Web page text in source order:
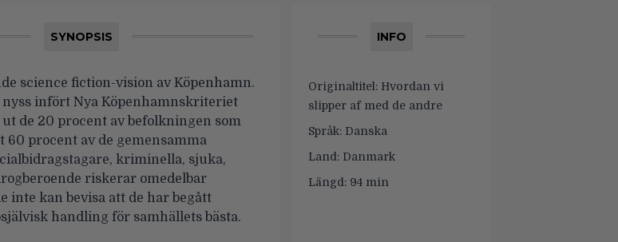
SYNOPSIS
science fiction-vision av Köpenhamn.
infört Nya Köpenhamnskriteriet
ut de 20 procent av befolkningen som
60 procent av de gemensamma
kriminella, sjuka,
riskerar omedelbar
inte kan bevisa att de har begått
handling för samhällets bästa.
INFO
Originaltitel: Hvordan vi
slipper af med de andre
Språk: Danska
Land: Danmark
Längd: 94 min